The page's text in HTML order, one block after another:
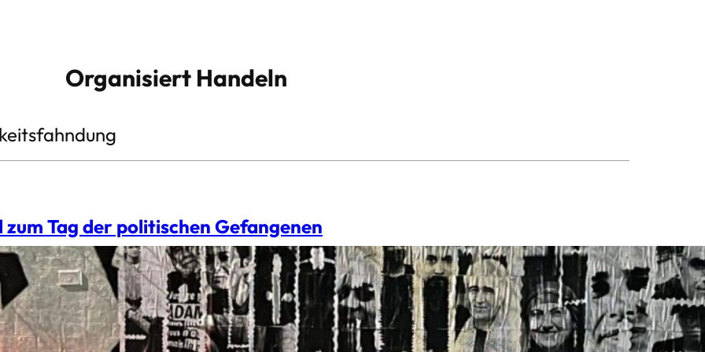
Organisiert Handeln
zum Tag der politischen Gefangenen
Tag der politischen Gefangenen (18.3.) haben wir mit einem Wandbild auf
Genoss:innen aufmerksam gemacht, die aktuell in Haft sind. Daniela Klette,
Mitglied der Roten Armee Fraktion, Gefangene im Frauenknast Vechta,
George Abdallah ist ein libanesischer Kommunist, welcher sich in den 1970er der